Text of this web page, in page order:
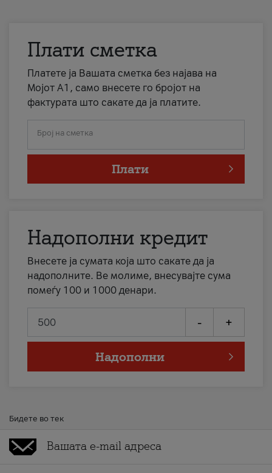
Плати сметка
Платете ја Вашата сметка без најава на
Мојот А1, само внесете го бројот на
фактурата што сакате да ја платите.
Број на сметка
Плати
Надополни кредит
Внесете ја сумата која што сакате да ја
надополните. Ве молиме, внесувајте сума
помеѓу 100 и 1000 денари.
- +
Надополни
Бидете во тек